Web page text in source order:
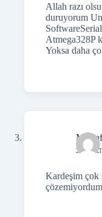
Allah razı
duruyorum
Atmega328P
Yoksa daha
2
Kardeşim çok